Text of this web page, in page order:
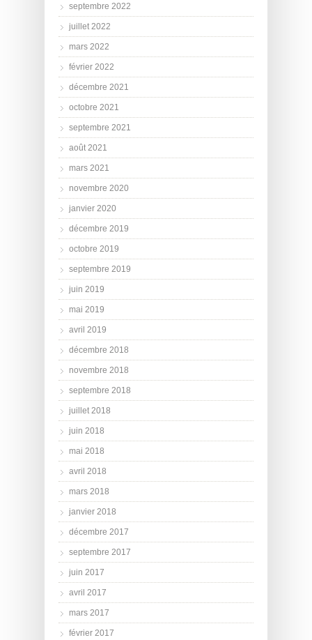
septembre 2022
juillet 2022
mars 2022
février 2022
décembre 2021
octobre 2021
septembre 2021
août 2021
mars 2021
novembre 2020
janvier 2020
décembre 2019
octobre 2019
septembre 2019
juin 2019
mai 2019
avril 2019
décembre 2018
novembre 2018
septembre 2018
juillet 2018
juin 2018
mai 2018
avril 2018
mars 2018
janvier 2018
décembre 2017
septembre 2017
juin 2017
avril 2017
mars 2017
février 2017